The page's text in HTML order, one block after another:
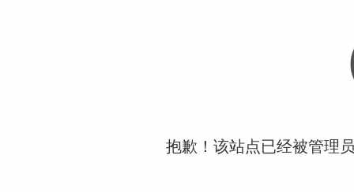
抱歉！该站点已经被管理